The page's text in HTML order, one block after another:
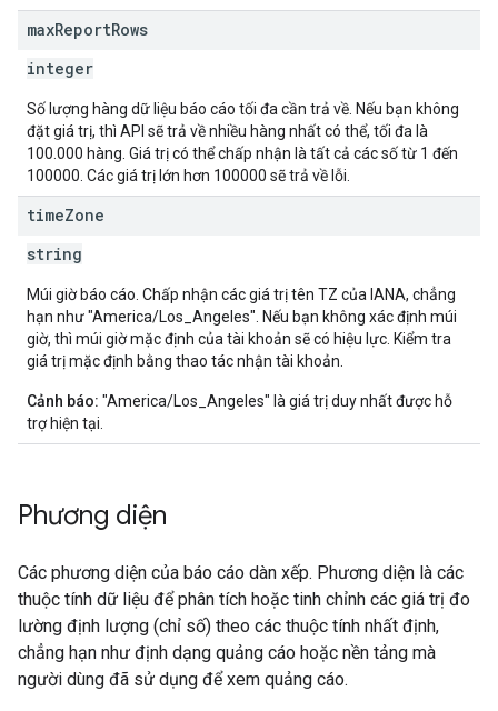
maxReportRows
integer
Số lượng hàng dữ liệu báo cáo tối đa cần trả về. Nếu bạn không
đặt giá trị, thì API sẽ trả về nhiều hàng nhất có thể, tối đa là
100.000 hàng. Giá trị có thể chấp nhận là tất cả các số từ 1 đến
100000. Các giá trị lớn hơn 100000 sẽ trả về lỗi.
timeZone
string
Múi giờ báo cáo. Chấp nhận các giá trị tên TZ của IANA, chẳng
hạn như "America/Los_Angeles". Nếu bạn không xác định múi
giờ, thì múi giờ mặc định của tài khoản sẽ có hiệu lực. Kiểm tra
giá trị mặc định bằng thao tác nhận tài khoản.
Cảnh báo: "America/Los_Angeles" là giá trị duy nhất được hỗ
trợ hiện tại.
Phương diện
Các phương diện của báo cáo dàn xếp. Phương diện là các
thuộc tính dữ liệu để phân tích hoặc tinh chỉnh các giá trị đo
lường định lượng (chỉ số) theo các thuộc tính nhất định,
chẳng hạn như định dạng quảng cáo hoặc nền tảng mà
người dùng đã sử dụng để xem quảng cáo.